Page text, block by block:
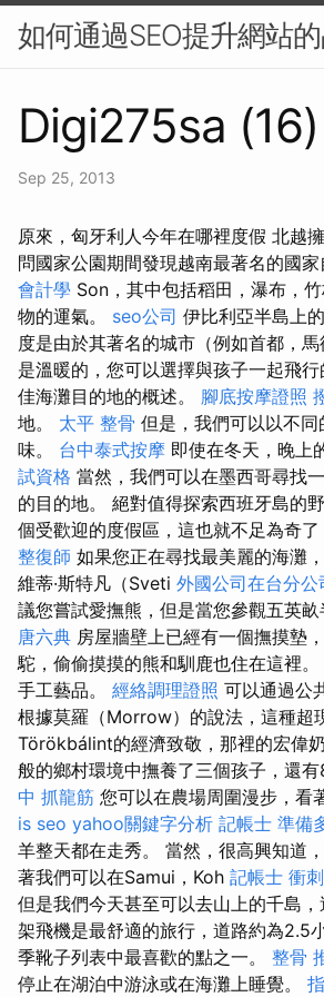
如何通過SEO提升網站
Digi275sa (16)
Sep 25, 2013
原來，匈牙利人今年在哪裡度假 北越
問國家公園期間發現越南最著名的國家
會計學 Son，其中包括稻田，瀑布，
物的運氣。 seo公司 伊比利亞半島上
度是由於其著名的城市（例如首都，
是溫暖的，您可以選擇與孩子一起飛行
佳海灘目的地的概述。 腳底按摩證照
地。 太平 整骨 但是，我們可以以不
味。 台中泰式按摩 即使在冬天，晚上
試資格 當然，我們可以在墨西哥尋找
的目的地。 絕對值得探索西班牙島的
個受歡迎的度假區，這也就不足為奇
整復師 如果您正在尋找最美麗的海灘
維蒂·斯特凡（Sveti 外國公司在台分公
議您嘗試愛撫熊，但是當您參觀五英
唐六典 房屋牆壁上已經有一個撫摸墊
駝，偷偷摸摸的熊和馴鹿也住在這裡。
手工藝品。 經絡調理證照 可以通過公
根據莫羅（Morrow）的說法，這種超
Törökbálint的經濟致敬，那裡的宏偉
般的鄉村環境中撫養了三個孩子，還
中 抓龍筋 您可以在農場周圍漫步，看
is seo yahoo關鍵字分析 記帳士 準備
羊整天都在走秀。 當然，很高興知道
著我們可以在Samui，Koh 記帳士 衝
但是我們今天甚至可以去山上的千島
架飛機是最舒適的旅行，道路約為2.5
季靴子列表中最喜歡的點之一。 整骨
停止在湖泊中游泳或在海灘上睡覺。